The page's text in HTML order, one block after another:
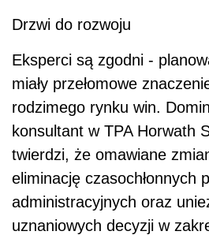
Drzwi do rozwoju
Eksperci są zgodni -
miały przełomowe
rodzimego rynku win.
konsultant w TPA Horwath
twierdzi, że omawiane
eliminację czasochłonnych
administracyjnych oraz
uznaniowych decyzji w